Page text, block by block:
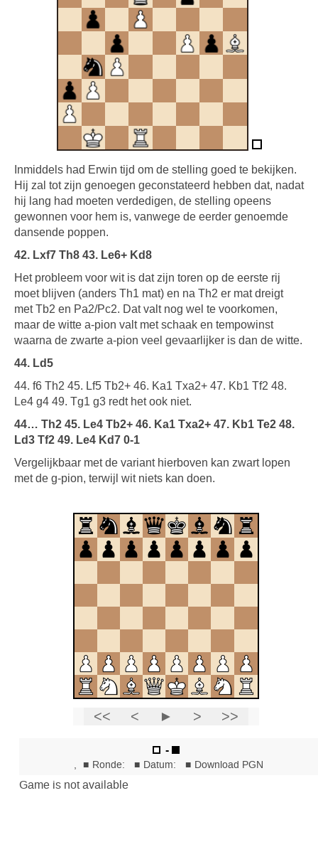
Inmiddels had Erwin tijd om de stelling goed te bekijken.
Hij zal tot zijn genoegen geconstateerd hebben dat, nadat
hij lang had moeten verdedigen, de stelling opeens
gewonnen voor hem is, vanwege de eerder genoemde
dansende poppen.
42. Lxf7 Th8 43. Le6+ Kd8
Het probleem voor wit is dat zijn toren op de eerste rij
moet blijven (anders Th1 mat) en na Th2 er mat dreigt
met Tb2 en Pa2/Pc2. Dat valt nog wel te voorkomen,
maar de witte a-pion valt met schaak en tempowinst
waarna de zwarte a-pion veel gevaarlijker is dan de witte.
44. Ld5
44. f6 Th2 45. Lf5 Tb2+ 46. Ka1 Txa2+ 47. Kb1 Tf2 48.
Le4 g4 49. Tg1 g3 redt het ook niet.
44… Th2 45. Le4 Tb2+ 46. Ka1 Txa2+ 47. Kb1 Te2 48.
Ld3 Tf2 49. Le4 Kd7 0-1
Vergelijkbaar met de variant hierboven kan zwart lopen
met de g-pion, terwijl wit niets kan doen.